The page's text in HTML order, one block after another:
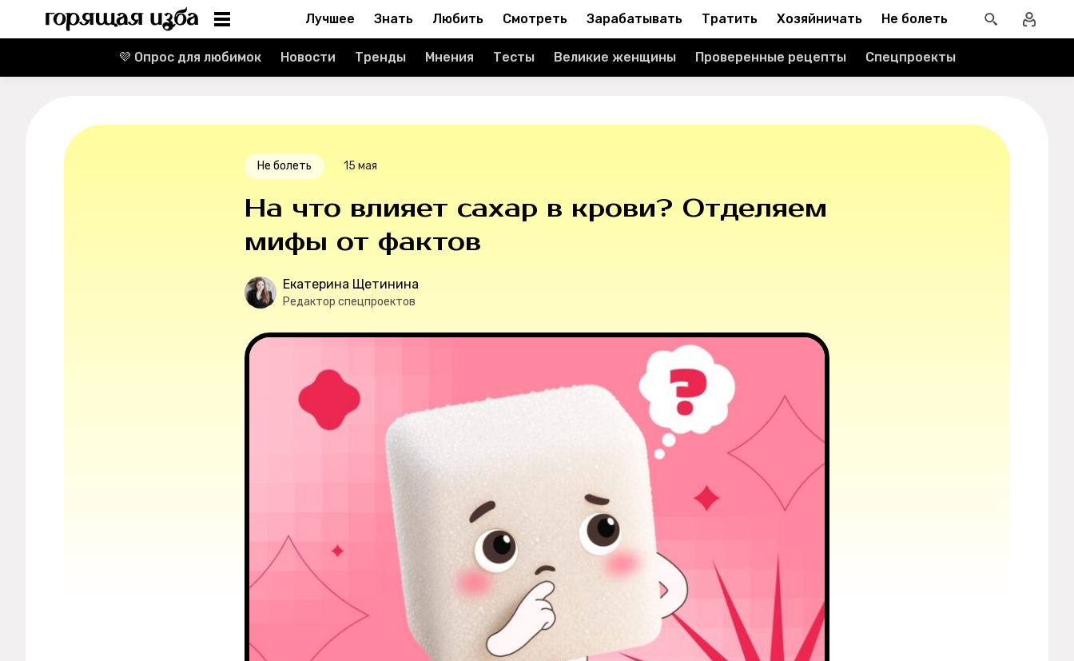
Реклама
Лучшее Знать Любить Смотреть Зарабатывать Тратить Хозяйничать Не болеть
💜 Опрос для любимок Новости Тренды Мнения Тесты Великие женщины Проверенные рецепты Спецпроекты
Не болеть 15 мая
На что влияет сахар в крови? Отделяем
мифы от фактов
Екатерина Щетинина
Редактор спецпроектов